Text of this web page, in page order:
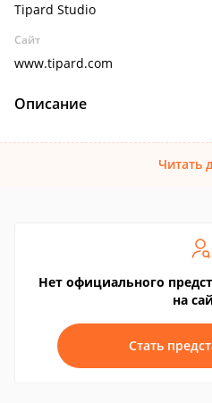
Tipard Studio
Сайт
www.tipard.com
Описание
Читать
Нет официального
на
Стать